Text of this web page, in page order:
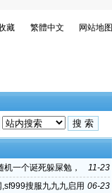
藏 繁體中文 网站地图
11-23
一个诞死躲屎勉，
06-23
搜服九九九启用